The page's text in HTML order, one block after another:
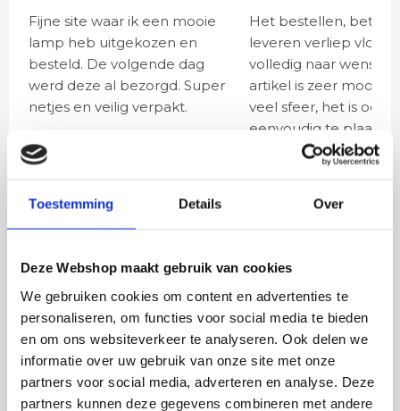
Toestemming Details Over
Deze Webshop maakt gebruik van cookies
We gebruiken cookies om content en advertenties te
personaliseren, om functies voor social media te bieden
en om ons websiteverkeer te analyseren. Ook delen we
informatie over uw gebruik van onze site met onze
partners voor social media, adverteren en analyse. Deze
partners kunnen deze gegevens combineren met andere
Fijne site waar ik een mooie
lamp heb uitgekozen en
besteld. De volgende dag
werd deze al bezorgd. Super
netjes en veilig verpakt.
Het bestellen,
leveren verliep vlot en
volledig naar wens.
artikel is zeer mooi
veel sfeer, het is ook
eenvoudig te
BESTELINCLUSIEF
LICHTBRONNEN
Set 4x segula
lichtbronnen + 3x GU10
dimtowarm